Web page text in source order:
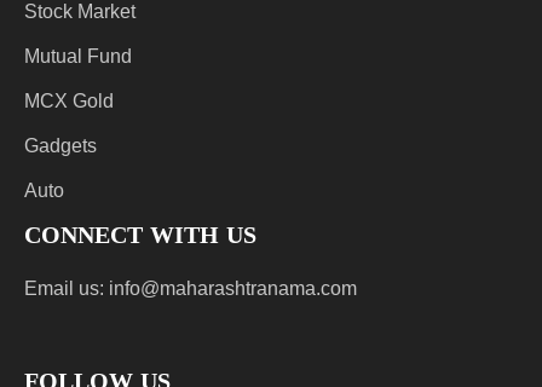
Stock Market
Mutual Fund
MCX Gold
Gadgets
Auto
CONNECT WITH US
Email us: info@maharashtranama.com